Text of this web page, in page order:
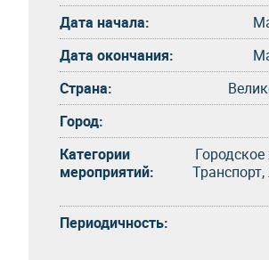
Дата начала:
Дата окончания:
Страна:
Город:
Категории
мероприятий:
Городское
Транспорт,
Периодичность: